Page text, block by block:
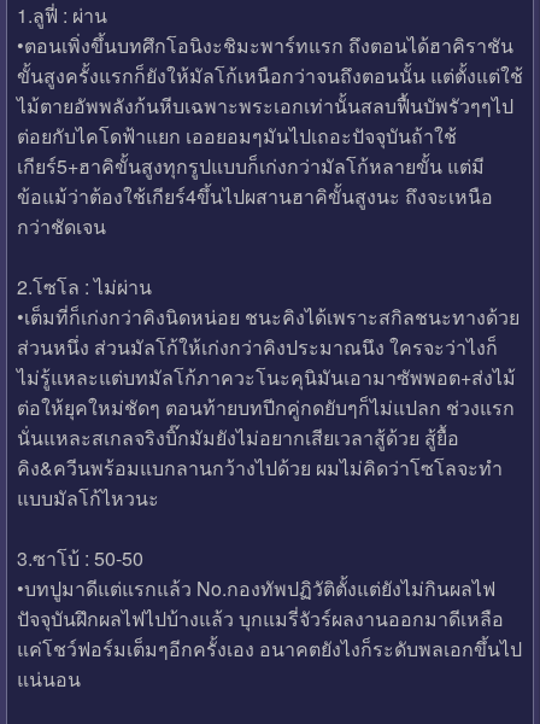
1.ลูฟี่ : ผ่าน
•ตอนเพิ่งขึ้นบทศึกโอนิงะชิมะพาร์ทแรก ถึงตอนได้ฮาคิราชัน
ขั้นสูงครั้งแรกก็ยังให้มัลโก้เหนือกว่าจนถึงตอนนั้น แต่ตั้งแต่ใช้
ไม้ตายอัพพลังก้นหีบเฉพาะพระเอกเท่านั้นสลบฟื้นบัพรัวๆๆไป
ต่อยกับไคโดฟ้าแยก เออยอมๆมันไปเถอะปัจจุบันถ้าใช้
เกียร์5+ฮาคิขั้นสูงทุกรูปแบบก็เก่งกว่ามัลโก้หลายขั้น แต่มี
ข้อแม้ว่าต้องใช้เกียร์4ขึ้นไปผสานฮาคิขั้นสูงนะ ถึงจะเหนือ
กว่าชัดเจน
2.โซโล : ไม่ผ่าน
•เต็มที่ก็เก่งกว่าคิงนิดหน่อย ชนะคิงได้เพราะสกิลชนะทางด้วย
ส่วนหนึ่ง ส่วนมัลโก้ให้เก่งกว่าคิงประมาณนึง ใครจะว่าไงก็
ไม่รู้แหละแต่บทมัลโก้ภาควะโนะคุนิมันเอามาซัพพอต+ส่งไม้
ต่อให้ยุคใหม่ชัดๆ ตอนท้ายบทปีกคู่กดยับๆก็ไม่แปลก ช่วงแรก
นั่นแหละสเกลจริงบิ๊กมัมยังไม่อยากเสียเวลาสู้ด้วย สู้ยื้อ
คิง&ควีนพร้อมแบกลานกว้างไปด้วย ผมไม่คิดว่าโซโลจะทำ
แบบมัลโก้ไหวนะ
3.ซาโบ้ : 50-50
•บทปูมาดีแต่แรกแล้ว No.กองทัพปฏิวัติตั้งแต่ยังไม่กินผลไฟ
ปัจจุบันฝึกผลไฟไปบ้างแล้ว บุกแมรี่จัวร์ผลงานออกมาดีเหลือ
แค่โชว์ฟอร์มเต็มๆอีกครั้งเอง อนาคตยังไงก็ระดับพลเอกขึ้นไป
แน่นอน